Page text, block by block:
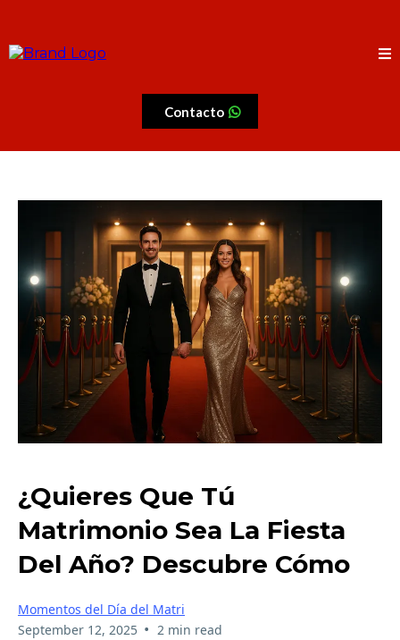
Contacto
¿Quieres Que Tú
Matrimonio Sea La Fiesta
Del Año? Descubre Cómo
Momentos del Día del Matri
September 12, 2025 • 2 min read